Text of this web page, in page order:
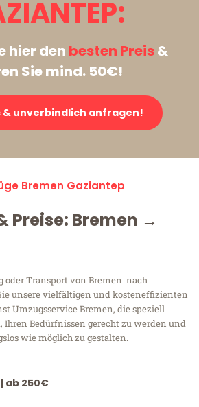
hier den besten Preis&
Sie mind. 50€!
& unverbindlich anfragen!
Bremen Gaziantep
Preise: Bremen →
oder Transport von Bremen nach
unsere vielfältigen und kosteneffizienten
Umzugsservice Bremen, die speziell
Ihren Bedürfnissen gerecht zu werden und
wie möglich zu gestalten.
| ab 250€